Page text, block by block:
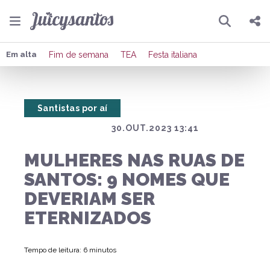
Pesquisar
Compartilhar
Publicar no X
Em alta Fim de semana TEA Festa italiana
30.OUT.2023 13:41
Santistas por aí
MULHERES NAS RUAS DE
SANTOS: 9 NOMES QUE
DEVERIAM SER
ETERNIZADOS
Tempo de leitura: 6 minutos